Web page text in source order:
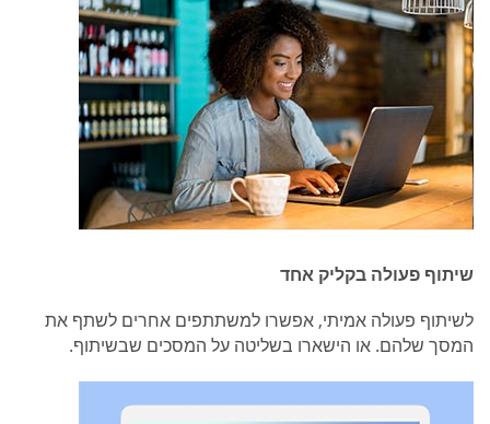
שיתוף פעולה בקליק אחד
לשיתוף פעולה אמיתי, אפשרו למשתתפים אחרים לשתף את
המסך שלהם. או הישארו בשליטה על המסכים שבשיתוף.